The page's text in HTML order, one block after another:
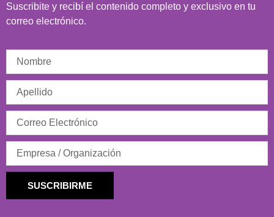
Suscribite y recibí el contenido completo y exclusivo en tu
correo electrónico.
SUSCRIBIRME